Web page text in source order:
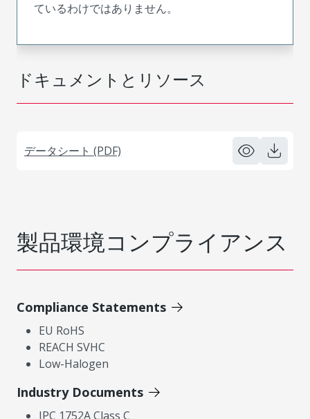
ドキュメントとリソース
データシート (PDF)
ているわけではありません。
製品環境コンプライアンス
Compliance Statements
EU RoHS
REACH SVHC
Low-Halogen
Industry Documents
IPC 1752A Class C